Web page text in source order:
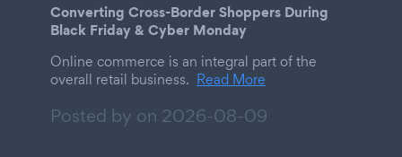
Converting Cross-Border Shoppers During
Black Friday & Cyber Monday
Online commerce is an integral part of the
overall retail business. Read More
Posted by on 2026-08-09